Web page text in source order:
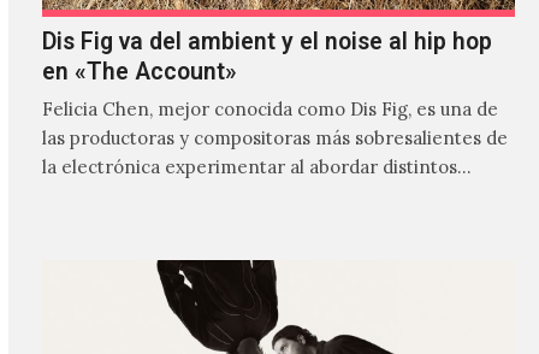
Dis Fig va del ambient y el noise al hip hop
en «The Account»
Felicia Chen, mejor conocida como Dis Fig, es una de
las productoras y compositoras más sobresalientes de
la electrónica experimentar al abordar distintos